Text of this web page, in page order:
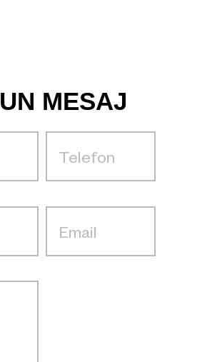
MESAJ